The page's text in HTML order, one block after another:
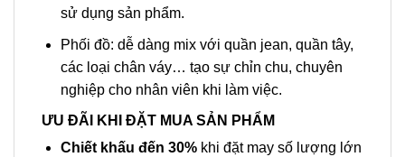
sử dụng sản phẩm.
Phối đồ: dễ dàng mix với quần jean, quần tây,
các loại chân váy… tạo sự chỉn chu, chuyên
nghiệp cho nhân viên khi làm việc.
ƯU ĐÃI KHI ĐẶT MUA SẢN PHẨM
Chiết khấu đến 30%khi đặt may số lượng lớn